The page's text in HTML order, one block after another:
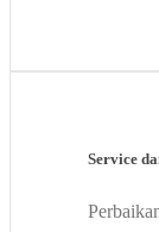
Service